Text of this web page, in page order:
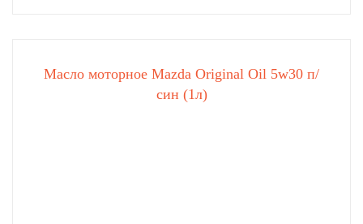
Масло моторное Mazda Original Oil 5w30 п/
син (1л)